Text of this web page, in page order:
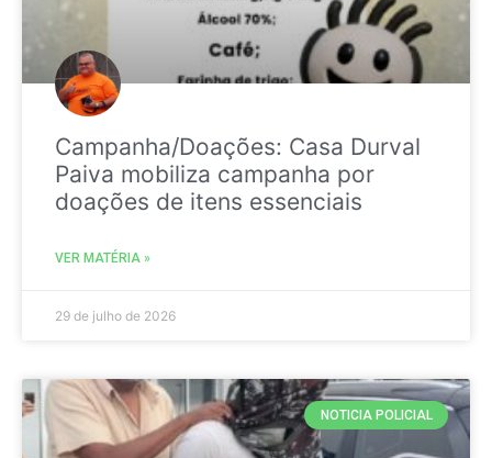
Campanha/Doações: Casa Durval
Paiva mobiliza campanha por
doações de itens essenciais
VER MATÉRIA »
29 de julho de 2026
NOTICIA POLICIAL